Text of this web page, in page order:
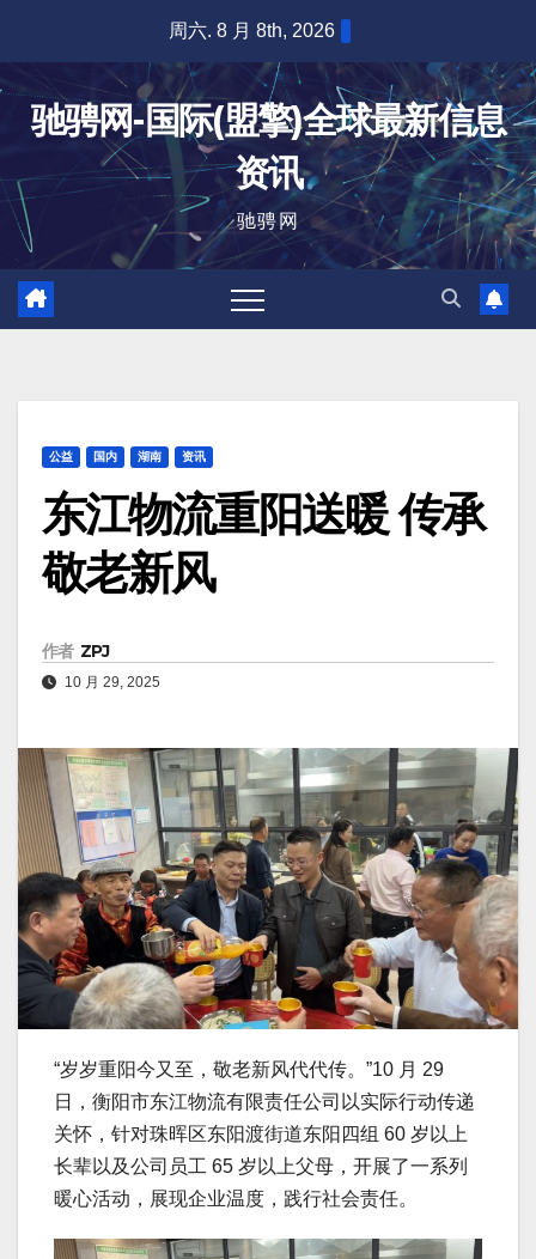
内
周六. 8 月 8th, 2026
驰骋网-国际(盟擎)全球最新信息
资讯
驰骋网
公益 国内 湖南 资讯
东江物流重阳送暖 传承
敬老新风
作者 ZPJ
10 月 29, 2025
“岁岁重阳今又至，敬老新风代代传。”10 月 29
日，衡阳市东江物流有限责任公司以实际行动传递
关怀，针对珠晖区东阳渡街道东阳四组 60 岁以上
长辈以及公司员工 65 岁以上父母，开展了一系列
暖心活动，展现企业温度，践行社会责任。